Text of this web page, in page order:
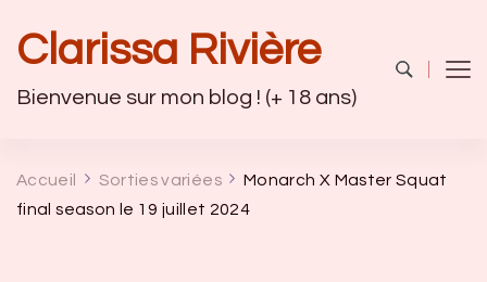
Clarissa Rivière
Bienvenue sur mon blog ! (+ 18 ans)
Accueil Sorties variées
Monarch X Master Squat
final season le 19 juillet 2024